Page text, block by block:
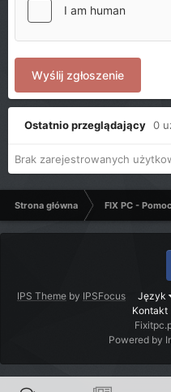
Wyślij zgłoszenie
Ostatnio przeglądający 0
Brak zarejestrowanych
Strona główna FIX PC -
IPS Theme by IPSFocus Język
Kontakt
Powered by